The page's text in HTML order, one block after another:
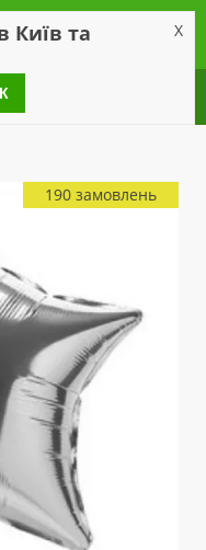
190 замовлень
Київ та X